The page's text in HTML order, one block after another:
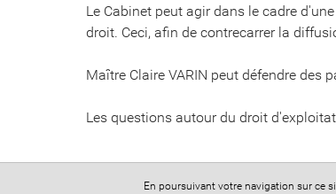
Le Cabinet peut agir dans le cadre
droit. Ceci, afin de contrecarrer la
Maître Claire VARIN peut défendre des
Les questions autour du droit
En poursuivant votre navigation sur ce